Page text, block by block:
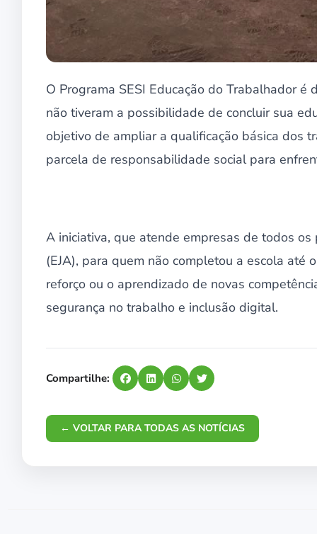
O Programa SESI Educação do Trabalhador
não tiveram a possibilidade de concluir sua
objetivo de ampliar a qualificação básica dos
parcela de responsabilidade social para
A iniciativa, que atende empresas de todos
(EJA), para quem não completou a escola até
reforço ou o aprendizado de novas
segurança no trabalho e inclusão digital.
Compartilhe:
← VOLTAR PARA TODAS AS NOTÍCIAS